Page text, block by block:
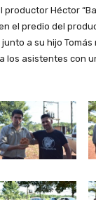
Héctor
el predio del
a su hijo Tomás
los asistentes con